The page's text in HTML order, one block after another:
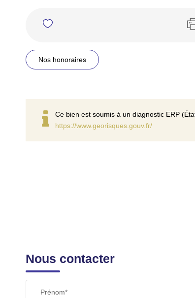
Nos honoraires
Ce bien est soumis à un diagnostic ERP
https://www.georisques.gouv.fr/
Nous contacter
Prénom*